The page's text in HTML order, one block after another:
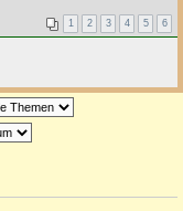
1 2 3 4 5 6